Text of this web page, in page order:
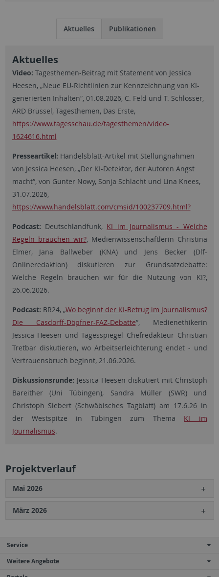
Aktuelles Publikationen
Aktuelles
Video: Tagesthemen-Beitrag mit Statement von Jessica
Heesen, „Neue EU-Richtlinien zur Kennzeichnung von KI-
generierten Inhalten“, 01.08.2026, C. Feld und T. Schlosser,
ARD Brüssel, Tagesthemen, Das Erste,
https://www.tagesschau.de/tagesthemen/video-
1624616.html
Presseartikel: Handelsblatt-Artikel mit Stellungnahmen
von Jessica Heesen, „Der KI-Detektor, der Autoren Angst
macht“, von Gunter Nowy, Sonja Schlacht und Lina Knees,
31.07.2026,
https://www.handelsblatt.com/cmsid/100237709.html?
Podcast: Deutschlandfunk, KI im Journalismus - Welche
Regeln brauchen wir?, Medienwissenschaftlerin Christina
Elmer, Jana Ballweber (KNA) und Jens Becker (Dlf-
Onlineredaktion) diskutieren zur Grundsatzdebatte:
Welche Regeln brauchen wir für die Nutzung von KI?,
26.06.2026.
Podcast: BR24, „Wo beginnt der KI-Betrug im Journalismus?
Die Casdorff-Döpfner-FAZ-Debatte“, Medienethikerin
Jessica Heesen und Tagesspiegel Chefredakteur Christian
Tretbar diskutieren, wo Arbeitserleichterung endet - und
Vertrauensbruch beginnt, 21.06.2026.
Diskussionsrunde: Jessica Heesen diskutiert mit Christoph
Bareither (Uni Tübingen), Sandra Müller (SWR) und
Christoph Siebert (Schwäbisches Tagblatt) am 17.6.26 in
der Westspitze in Tübingen zum Thema KI im
Journalismus.
Projektverlauf
Mai 2026
März 2026
Service
Weitere Angebote